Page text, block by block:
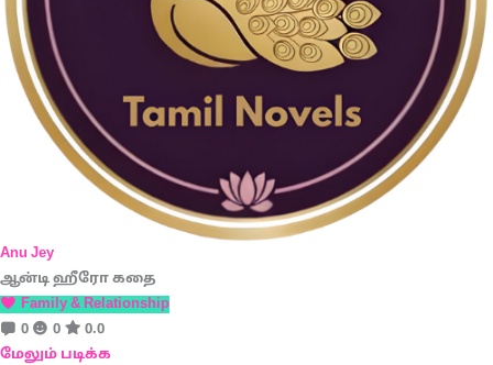
Anu Jey
ஆன்டி ஹீரோ கதை
Family & Relationship
0
0
0.0
மேலும் படிக்க